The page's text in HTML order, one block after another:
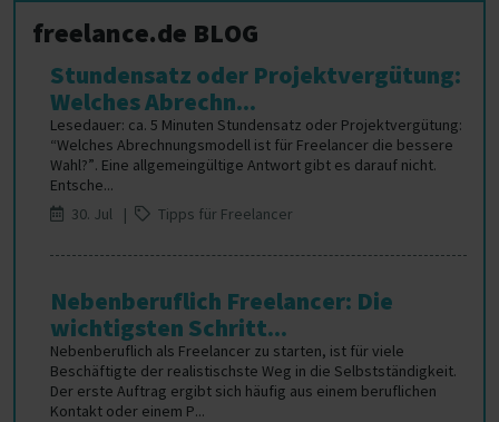
freelance.de BLOG
Stundensatz oder Projektvergütung:
Welches Abrechn...
Lesedauer: ca. 5 Minuten Stundensatz oder Projektvergütung:
“Welches Abrechnungsmodell ist für Freelancer die bessere
Wahl?”. Eine allgemeingültige Antwort gibt es darauf nicht.
Entsche...
30. Jul |
Tipps für Freelancer
Nebenberuflich Freelancer: Die
wichtigsten Schritt...
Nebenberuflich als Freelancer zu starten, ist für viele
Beschäftigte der realistischste Weg in die Selbstständigkeit.
Der erste Auftrag ergibt sich häufig aus einem beruflichen
Kontakt oder einem P...